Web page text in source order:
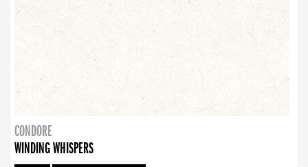
CONDORE
WINDING WHISPERS